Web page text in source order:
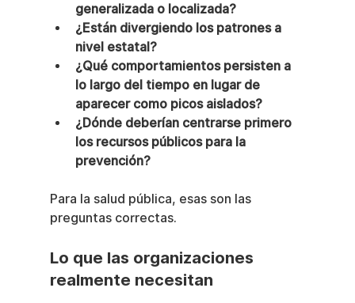
generalizada o localizada?
¿Están divergiendo los patrones a
nivel estatal?
¿Qué comportamientos persisten a
lo largo del tiempo en lugar de
aparecer como picos aislados?
¿Dónde deberían centrarse primero
los recursos públicos para la
prevención?
Para la salud pública, esas son las
preguntas correctas.
Lo que las organizaciones
realmente necesitan